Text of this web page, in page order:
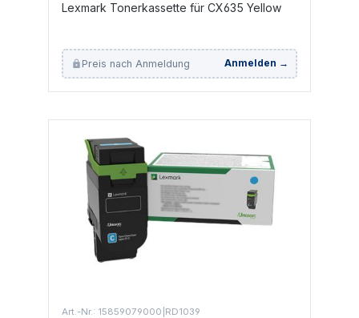
Lexmark Tonerkassette für CX635 Yellow
Preis nach Anmeldung Anmelden →
Art.-Nr.: 15859079000|RD1039